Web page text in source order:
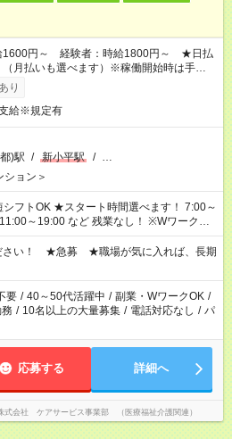
1600円～ 経験者：時給1800円～ ★日払
月払いも選べます）※稼働開始時は手続き
なります。
り
給※規定有
)駅 / 新小平駅 / …
ション＞
間選べます！ 7:00～
19:00 など 残業なし！ ※Wワークの
わせ週40時間超の就業はご案内できませ
20時間以上勤務は社会保険への加入対象
遣法（日雇い派遣の原則禁止）により、
はご案内が難しい場合があります
さい！ ★急募 ★職場が気に入れば、長期
要 / 40～50代活躍中 / 副業・WワークOK /
/ 10名以上の大量募集 / 電話対応なし / パ
応募する 詳細へ
式会社 ケアサービス事業部 （医療福祉介護関連）